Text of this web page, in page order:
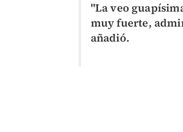
"La veo
muy fuerte,
añadió.